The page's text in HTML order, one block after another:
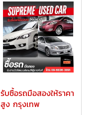
รับซื้อรถมือสองให้ราคา
สูง กรุงเทพ